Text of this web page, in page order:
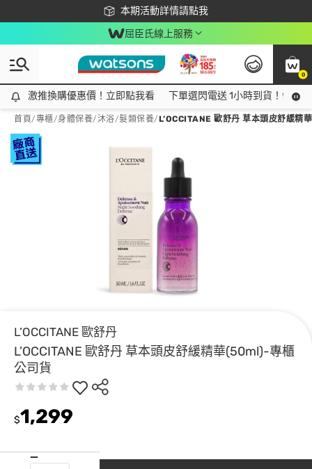
本期活動詳情請點我
下載app最高回饋$350
屈臣氏線上服務
0
激推換購優惠價！立即點我看
激推換購優惠價！立即點我看 下單選閃電送 1小時到貨！領神
首頁/專櫃/身體保養/沐浴/髮類保養/L’OCCITANE 歐舒丹 草本頭皮舒緩精
L’OCCITANE 歐舒丹
L’OCCITANE 歐舒丹 草本頭皮舒緩精華(50ml)-專櫃
公司貨
$1,299